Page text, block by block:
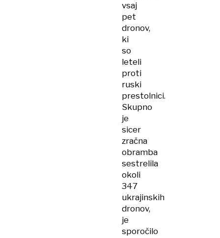
vsaj
pet
dronov,
ki
so
leteli
proti
ruski
prestolnici.
Skupno
je
sicer
zračna
obramba
sestrelila
okoli
347
ukrajinskih
dronov,
je
sporočilo